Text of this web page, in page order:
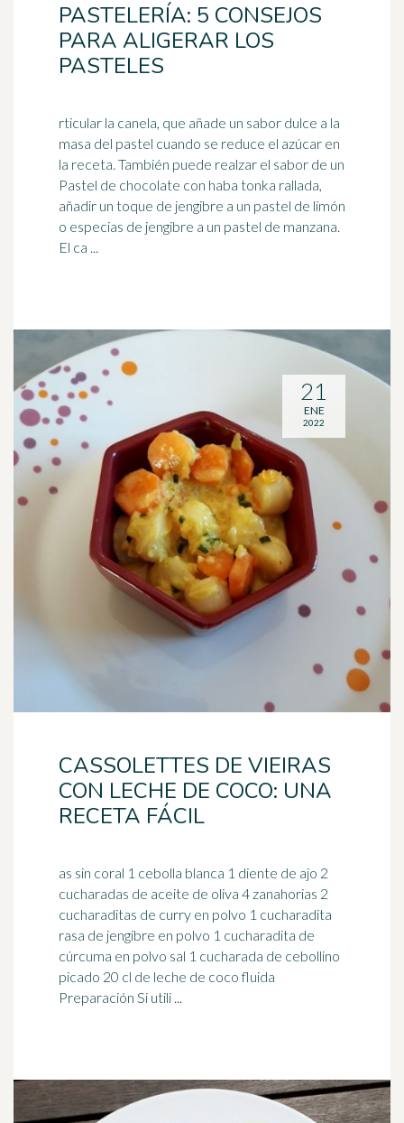
PASTELERÍA: 5 CONSEJOS
PARA ALIGERAR LOS
PASTELES
rticular la canela, que añade un sabor dulce a la
masa del pastel cuando se reduce el azúcar en
la receta. También puede realzar el sabor de un
Pastel de chocolate con haba tonka rallada,
añadir un toque de jengibre a un pastel de limón
o especias de jengibre a un pastel de manzana.
El ca ...
CASSOLETTES DE VIEIRAS
CON LECHE DE COCO: UNA
RECETA FÁCIL
as sin coral 1 cebolla blanca 1 diente de ajo 2
cucharadas de aceite de oliva 4 zanahorias 2
cucharaditas de curry en polvo 1 cucharadita
rasa de jengibre en polvo 1 cucharadita de
cúrcuma en polvo sal 1 cucharada de cebollino
picado 20 cl de leche de coco fluida
Preparación Si utili ...
21
ENE
2022